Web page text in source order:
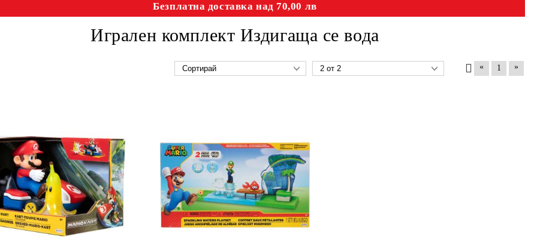
Безплатна доставка над 70,00 лв
Игрален комплект Издигаща се вода
« 1 »